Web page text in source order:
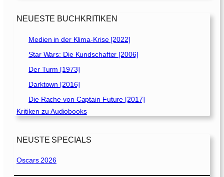
NEUESTE BUCHKRITIKEN
Medien in der Klima-Krise [2022]
Star Wars: Die Kundschafter [2006]
Der Turm [1973]
Darktown [2016]
Die Rache von Captain Future [2017]
Kritiken zu Audiobooks
NEUSTE SPECIALS
Oscars 2026